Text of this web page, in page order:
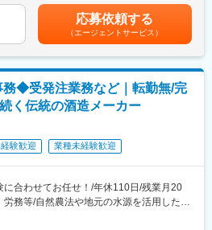
粧台の提案営業をお任せします。
まで、トクラスの代表窓口として活躍しま
ンドユーザーと接する機会もあるため、
受け取ることができます。
成形まで自社で一貫して手がけた人造大
ームなど、自慢の高品質商材をメーカー
て提案できることも、この仕事の大きな
きる環境整備／圧倒的働きやすさ＞＞
：年2回賃金はあくまでも目安の金額であ
る可能性があります。月給(月額)は固定手
応募依頼する
（エージェントサービス）
務◆受発注業務など｜転勤無/完
く伝統の酒造メーカー
験歓迎 業種未経験歓迎
合わせてお任せ！/年休110日/残業月20
労務等/自然農法や地元の水源を活用した酒